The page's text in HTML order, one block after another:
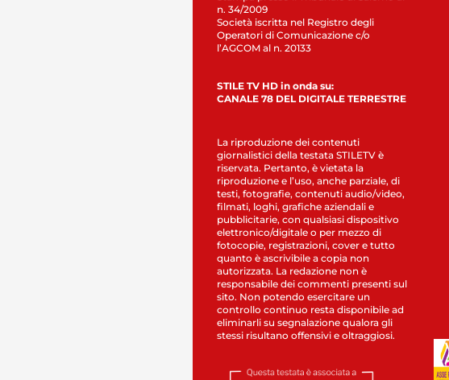
n. 34/2009
Società iscritta nel Registro degli
Operatori di Comunicazione c/o
l’AGCOM al n. 20133
STILE TV HD in onda su:
CANALE 78 DEL DIGITALE TERRESTRE
La riproduzione dei contenuti
giornalistici della testata STILETV è
riservata. Pertanto, è vietata la
riproduzione e l’uso, anche parziale, di
testi, fotografie, contenuti audio/video,
filmati, loghi, grafiche aziendali e
pubblicitarie, con qualsiasi dispositivo
elettronico/digitale o per mezzo di
fotocopie, registrazioni, cover e tutto
quanto è ascrivibile a copia non
autorizzata. La redazione non è
responsabile dei commenti presenti sul
sito. Non potendo esercitare un
controllo continuo resta disponibile ad
eliminarli su segnalazione qualora gli
stessi risultano offensivi e oltraggiosi.